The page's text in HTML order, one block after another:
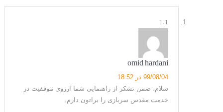
1.1
omid hardani
99/08/04 در 18:52
سلام، ضمن تشکر از راهنمایی شما آرزوی موفقیت در
خدمت مقدس سربازی را براتون دارم.